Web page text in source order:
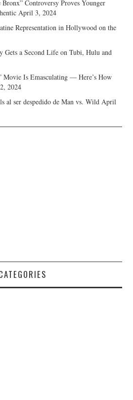
Controversy Proves Younger
April 3, 2024
Representation in Hollywood on the
Gets a Second Life on Tubi, Hulu and
Movie Is Emasculating — Here’s How
2024
al ser despedido de Man vs. Wild April